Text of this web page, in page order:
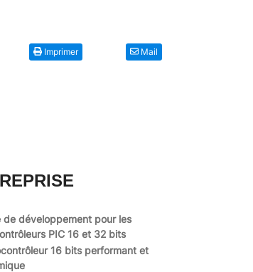
Imprimer Mail
de développement pour les
PIC 16 et 32 bits
16 bits performant et